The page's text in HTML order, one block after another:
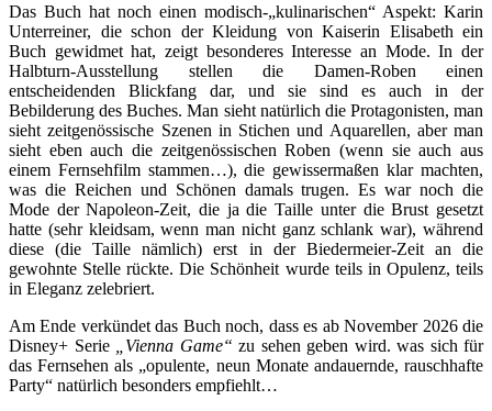
Das Buch hat noch einen modisch-„kulinarischen“ Aspekt: Karin
Unterreiner, die schon der Kleidung von Kaiserin Elisabeth ein
Buch gewidmet hat, zeigt besonderes Interesse an Mode. In der
Halbturn-Ausstellung stellen die Damen-Roben einen
entscheidenden Blickfang dar, und sie sind es auch in der
Bebilderung des Buches. Man sieht natürlich die Protagonisten, man
sieht zeitgenössische Szenen in Stichen und Aquarellen, aber man
sieht eben auch die zeitgenössischen Roben (wenn sie auch aus
einem Fernsehfilm stammen…), die gewissermaßen klar machten,
was die Reichen und Schönen damals trugen. Es war noch die
Mode der Napoleon-Zeit, die ja die Taille unter die Brust gesetzt
hatte (sehr kleidsam, wenn man nicht ganz schlank war), während
diese (die Taille nämlich) erst in der Biedermeier-Zeit an die
gewohnte Stelle rückte. Die Schönheit wurde teils in Opulenz, teils
in Eleganz zelebriert.
Am Ende verkündet das Buch noch, dass es ab November 2026 die
Disney+ Serie
„Vienna Game“ zu sehen geben wird. was sich für
das Fernsehen als „opulente, neun Monate andauernde, rauschhafte
Party“ natürlich besonders empfiehlt…